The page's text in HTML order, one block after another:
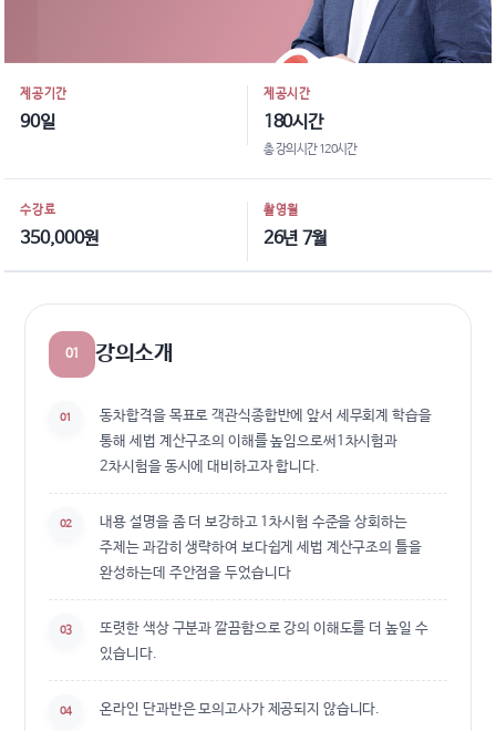
제공기간
90일
제공시간
180시간
총 강의시간 120시간
수강료
350,000원
촬영월
26년 7월
01 강의소개
01
동차합격을 목표로 객관식종합반에 앞서 세무회계 학습을
통해 세법 계산구조의 이해를 높임으로써1차시험과
2차시험을 동시에 대비하고자 합니다.
02
내용 설명을 좀 더 보강하고 1차시험 수준을 상회하는
주제는 과감히 생략하여 보다쉽게 세법 계산구조의 틀을
완성하는데 주안점을 두었습니다
03
또렷한 색상 구분과 깔끔함으로 강의 이해도를 더 높일 수
있습니다.
04 온라인 단과반은 모의고사가 제공되지 않습니다.